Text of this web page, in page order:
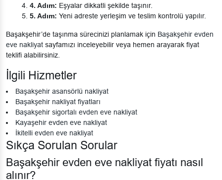
4. Adım: Eşyalar dikkatli şekilde taşınır.
5. Adım: Yeni adreste yerleşim ve teslim kontrolü yapılır.
Başakşehir’de taşınma sürecinizi planlamak için Başakşehir evden
eve nakliyat sayfamızı inceleyebilir veya hemen arayarak fiyat
teklifi alabilirsiniz.
İlgili Hizmetler
Başakşehir asansörlü nakliyat
Başakşehir nakliyat fiyatları
Başakşehir sigortalı evden eve nakliyat
Kayaşehir evden eve nakliyat
İkitelli evden eve nakliyat
Sıkça Sorulan Sorular
Başakşehir evden eve nakliyat fiyatı nasıl
alınır?